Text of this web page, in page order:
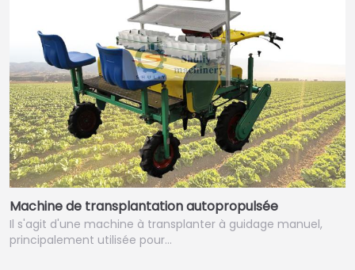
Machine de transplantation autopropulsée
Il s'agit d'une machine à transplanter à guidage manuel,
principalement utilisée pour…